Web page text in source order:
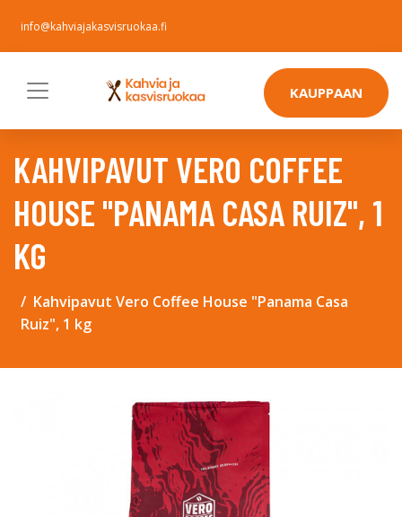
info@kahviajakasvisruokaa.fi
KAUPPAAN
KAHVIPAVUT VERO COFFEE
HOUSE "PANAMA CASA RUIZ", 1
KG
Kahvipavut Vero Coffee House "Panama Casa
Ruiz", 1 kg